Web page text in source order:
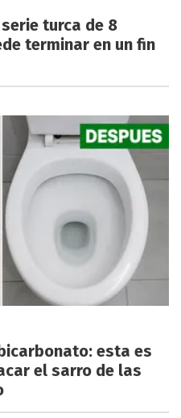
turca de 8
terminar en un fin
esta es
el sarro de las